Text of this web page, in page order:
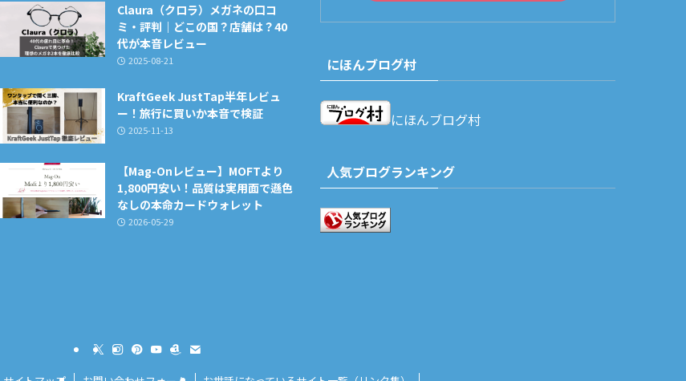
Claura（クロラ）メガネの口コ
ミ・評判｜どこの国？店舗は？40
代が本音レビュー
2025-08-21
KraftGeek JustTap半年レビュ
ー！旅行に買いか本音で検証
2025-11-13
【Mag-Onレビュー】MOFTより
1,800円安い！品質は実用面で遜色
なしの本命カードウォレット
2026-05-29
にほんブログ村
にほんブログ村
人気ブログランキング